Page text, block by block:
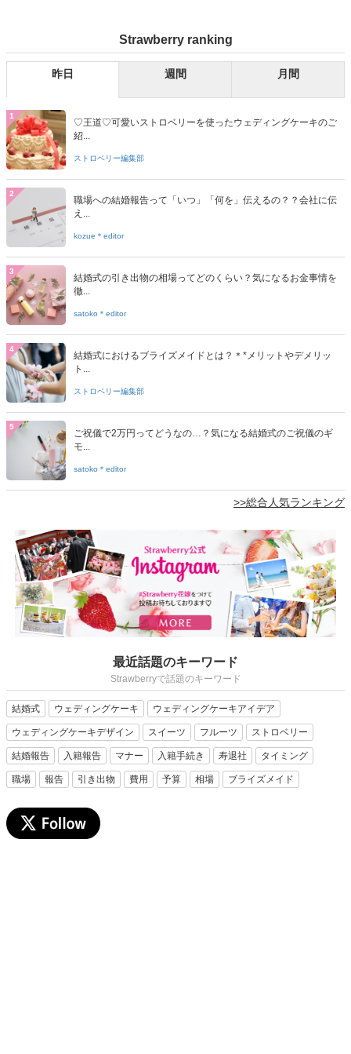
Strawberry ranking
昨日 週間 月間
1
♡王道♡可愛いストロベリーを使ったウェディングケーキのご
紹...
ストロベリー編集部
2
職場への結婚報告って「いつ」「何を」伝えるの？？会社に伝
え...
kozue＊editor
3
結婚式の引き出物の相場ってどのくらい？気になるお金事情を
徹...
satoko＊editor
4
結婚式におけるブライズメイドとは？＊*メリットやデメリッ
ト...
ストロベリー編集部
5
ご祝儀で2万円ってどうなの…？気になる結婚式のご祝儀のギ
モ...
satoko＊editor
>>総合人気ランキング
最近話題のキーワード
Strawberryで話題のキーワード
結婚式 ウェディングケーキ ウェディングケーキアイデア
ウェディングケーキデザイン スイーツ フルーツ ストロベリー
結婚報告 入籍報告 マナー 入籍手続き 寿退社 タイミング
職場 報告 引き出物 費用 予算 相場 ブライズメイド